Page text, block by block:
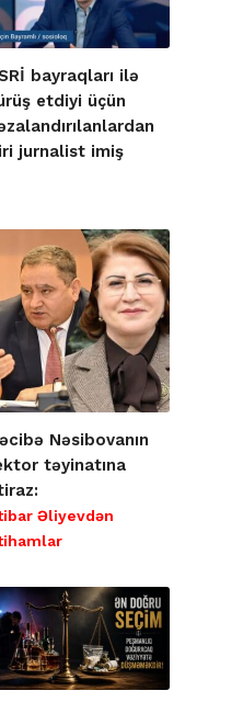
bayraqları ilə
etdiyi üçün
jurnalist imiş
Nəsibovanın
təyinatına
Əliyevdən